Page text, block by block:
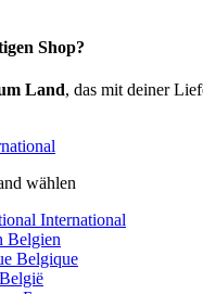
Shop?
Land, das mit deiner
wählen
International
Belgien
Belgique
België